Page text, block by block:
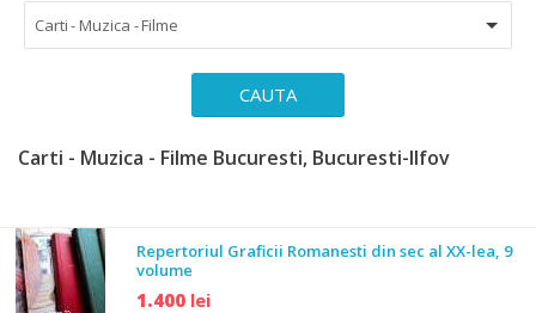
Carti - Muzica - Filme
CAUTA
Carti - Muzica - Filme Bucuresti, Bucuresti-Ilfov
Repertoriul Graficii Romanesti din sec al XX-lea, 9
volume
1.400 lei